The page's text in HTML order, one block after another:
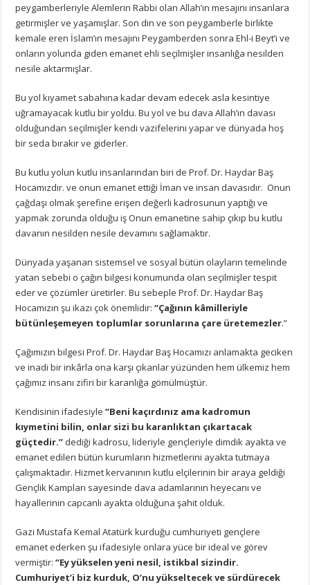
peygamberleriyle Alemlerin Rabbi olan Allah’ın mesajını insanlara
getirmişler ve yaşamışlar. Son din ve son peygamberle birlikte
kemale eren İslam’ın mesajını Peygamberden sonra Ehl-i Beyt’i ve
onların yolunda giden emanet ehli seçilmişler insanlığa nesilden
nesile aktarmışlar.
Bu yol kıyamet sabahına kadar devam edecek asla kesintiye
uğramayacak kutlu bir yoldu. Bu yol ve bu dava Allah’ın davası
olduğundan seçilmişler kendi vazifelerini yapar ve dünyada hoş
bir seda bırakır ve giderler.
Bu kutlu yolun kutlu insanlarından biri de Prof. Dr. Haydar Baş
Hocamızdır. ve onun emanet ettiği İman ve insan davasıdır. Onun
çağdaşı olmak şerefine erişen değerli kadrosunun yaptığı ve
yapmak zorunda olduğu iş Onun emanetine sahip çıkıp bu kutlu
davanın nesilden nesile devamını sağlamaktır.
Dünyada yaşanan sistemsel ve sosyal bütün olayların temelinde
yatan sebebi o çağın bilgesi konumunda olan seçilmişler tespit
eder ve çözümler üretirler. Bu sebeple Prof. Dr. Haydar Baş
Hocamızın şu ikazı çok önemlidir:“Çağının kâmilleriyle
bütünleşemeyen toplumlar sorunlarına çare üretemezler.”
Çağımızın bilgesi Prof. Dr. Haydar Baş Hocamızı anlamakta geciken
ve inadi bir inkârla ona karşı çıkanlar yüzünden hem ülkemiz hem
çağımız insanı zifiri bir karanlığa gömülmüştür.
Kendisinin ifadesiyle“Beni kaçırdınız ama kadromun
kıymetini bilin, onlar sizi bu karanlıktan çıkartacak
güçtedir.” dediği kadrosu, lideriyle gençleriyle dimdik ayakta ve
emanet edilen bütün kurumların hizmetlerini ayakta tutmaya
çalışmaktadır. Hizmet kervanının kutlu elçilerinin bir araya geldiği
Gençlik Kampları sayesinde dava adamlarının heyecanı ve
hayallerinin capcanlı ayakta olduğuna şahit olduk.
Gazi Mustafa Kemal Atatürk kurduğu cumhuriyeti gençlere
emanet ederken şu ifadesiyle onlara yüce bir ideal ve görev
vermiştir:“Ey yükselen yeni nesil, istikbal sizindir.
Cumhuriyet’i biz kurduk, O’nu yükseltecek ve sürdürecek